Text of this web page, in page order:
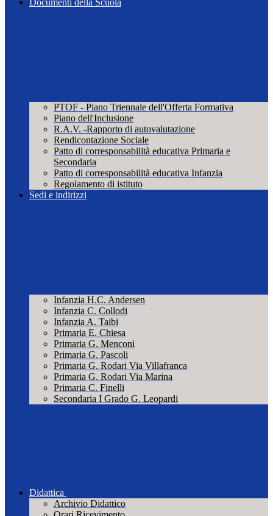
Documenti della Scuola
PTOF - Piano Triennale dell'Offerta Formativa
Piano dell'Inclusione
R.A.V. -Rapporto di autovalutazione
Rendicontazione Sociale
Patto di corresponsabilità educativa Primaria e
Secondaria
Patto di corresponsabilità educativa Infanzia
Regolamento di istituto
Sedi e indirizzi
Infanzia H.C. Andersen
Infanzia C. Collodi
Infanzia A. Taibi
Primaria E. Chiesa
Primaria G. Menconi
Primaria G. Pascoli
Primaria G. Rodari Via Villafranca
Primaria G. Rodari Via Marina
Primaria C. Finelli
Secondaria I Grado G. Leopardi
Didattica
Archivio Didattico